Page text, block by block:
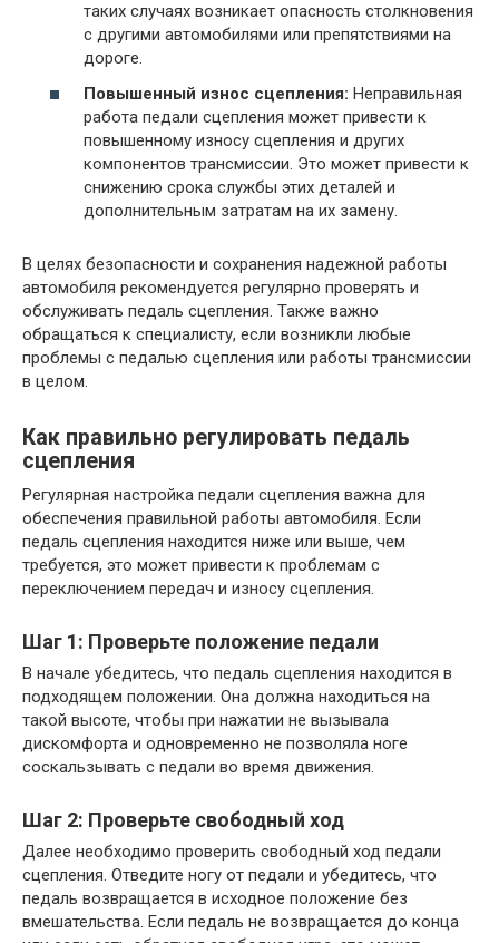
таких случаях возникает опасность столкновения
с другими автомобилями или препятствиями на
дороге.
Повышенный износ сцепления: Неправильная
работа педали сцепления может привести к
повышенному износу сцепления и других
компонентов трансмиссии. Это может привести к
снижению срока службы этих деталей и
дополнительным затратам на их замену.
В целях безопасности и сохранения надежной работы
автомобиля рекомендуется регулярно проверять и
обслуживать педаль сцепления. Также важно
обращаться к специалисту, если возникли любые
проблемы с педалью сцепления или работы трансмиссии
в целом.
Как правильно регулировать педаль
сцепления
Регулярная настройка педали сцепления важна для
обеспечения правильной работы автомобиля. Если
педаль сцепления находится ниже или выше, чем
требуется, это может привести к проблемам с
переключением передач и износу сцепления.
Шаг 1: Проверьте положение педали
В начале убедитесь, что педаль сцепления находится в
подходящем положении. Она должна находиться на
такой высоте, чтобы при нажатии не вызывала
дискомфорта и одновременно не позволяла ноге
соскальзывать с педали во время движения.
Шаг 2: Проверьте свободный ход
Далее необходимо проверить свободный ход педали
сцепления. Отведите ногу от педали и убедитесь, что
педаль возвращается в исходное положение без
вмешательства. Если педаль не возвращается до конца